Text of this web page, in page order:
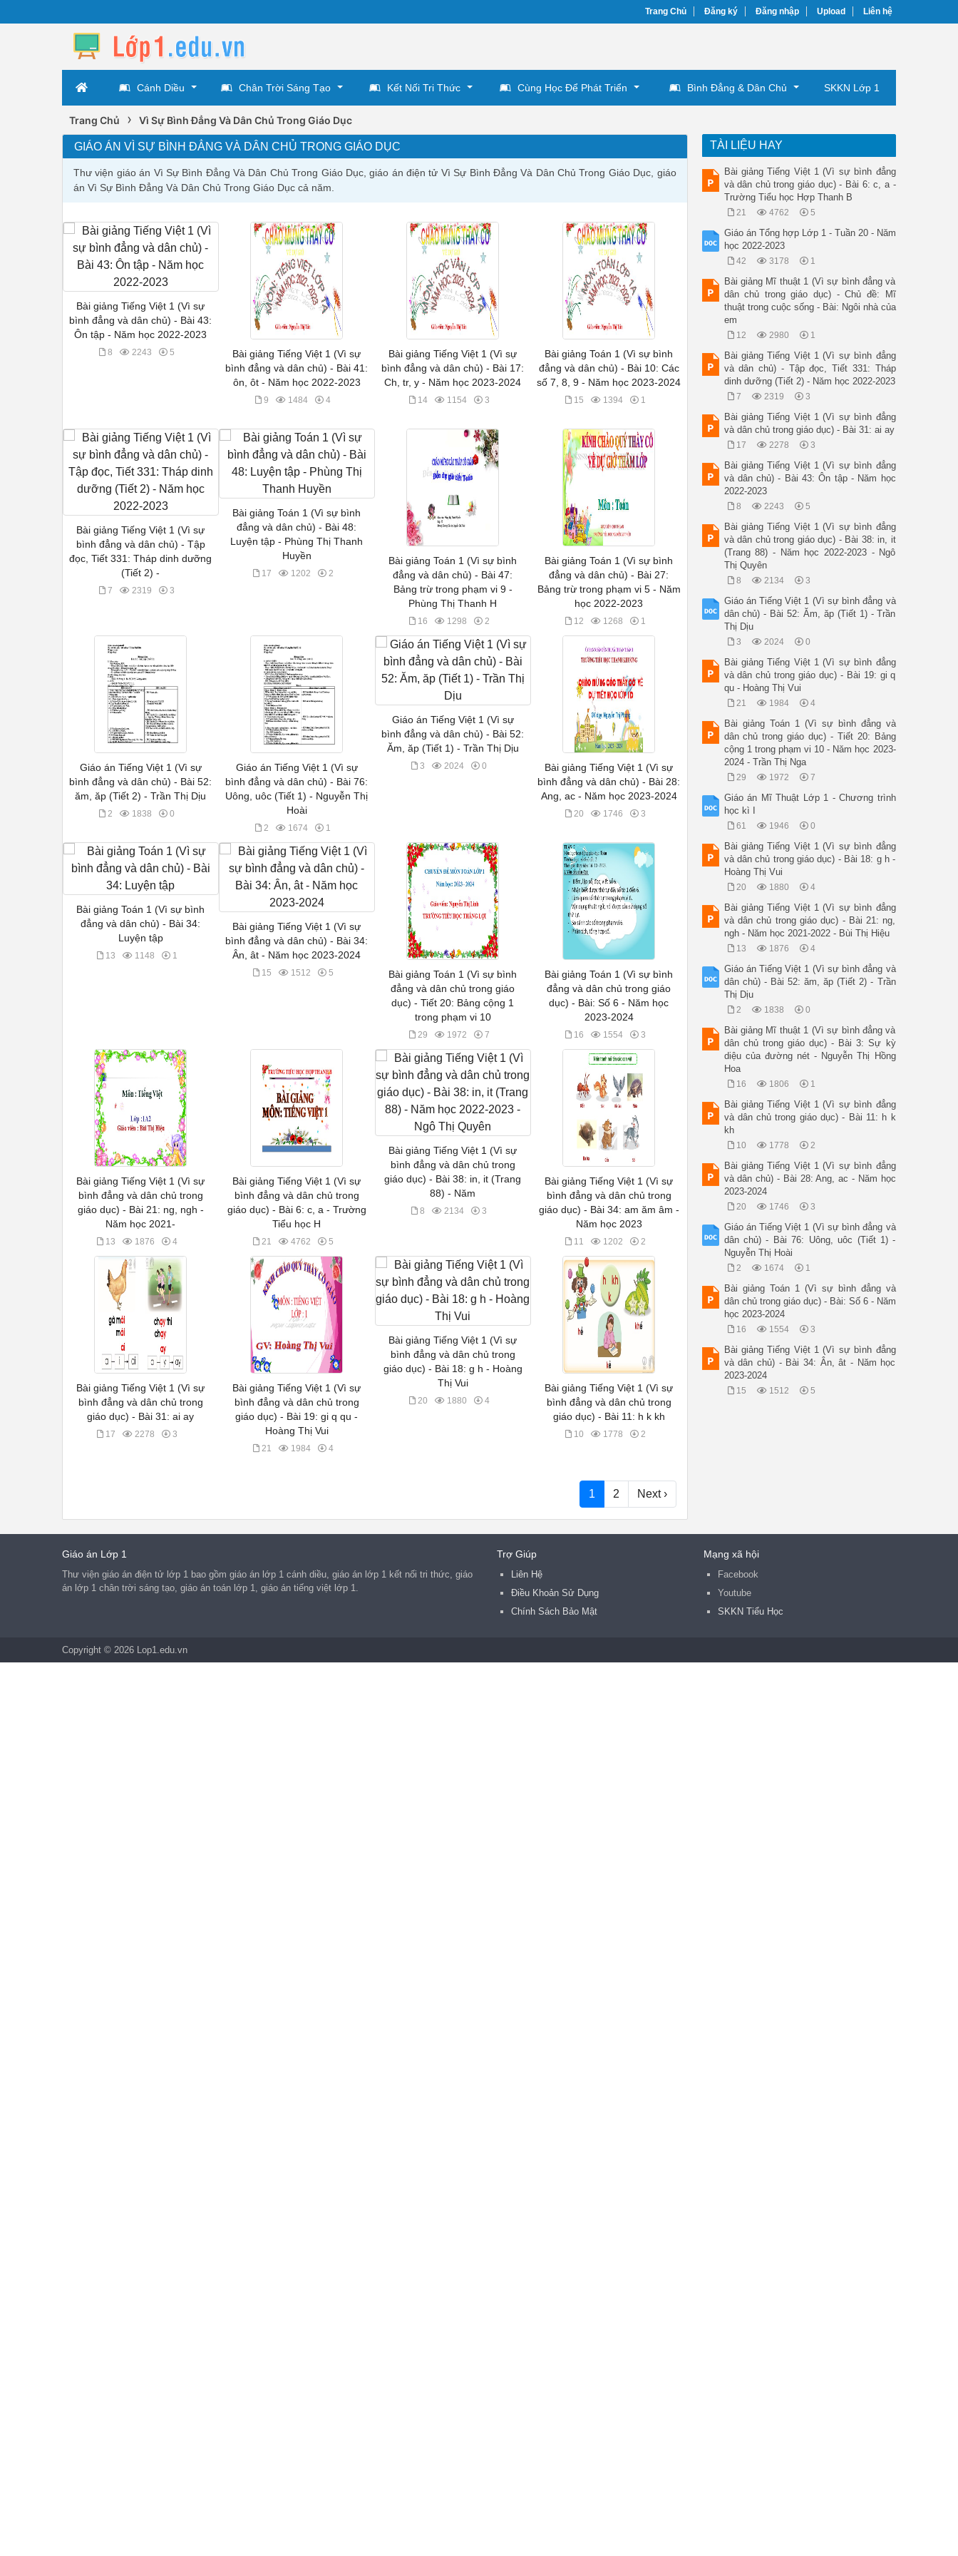
Trang Chủ Đăng ký Đăng nhập Upload Liên hệ
Cánh Diều Chân Trời Sáng Tạo Kết Nối Tri Thức Cùng Học Để Phát Triển Bình Đẳng & Dân Chủ SKKN Lớp 1
Trang Chủ › Vì Sự Bình Đẳng Và Dân Chủ Trong Giáo Dục
GIÁO ÁN VÌ SỰ BÌNH ĐẲNG VÀ DÂN CHỦ TRONG GIÁO DỤC
Thư viện giáo án Vì Sự Bình Đẳng Và Dân Chủ Trong Giáo Dục, giáo án điện tử Vì Sự Bình Đẳng Và Dân Chủ Trong Giáo Dục, giáo
án Vì Sự Bình Đẳng Và Dân Chủ Trong Giáo Dục cả năm.
Bài giảng Tiếng Việt 1 (Vì sự
bình đẳng và dân chủ) - Bài 43:
Ôn tập - Năm học 2022-2023
8 2243 5
Bài giảng Tiếng Việt 1 (Vì sự
bình đẳng và dân chủ) - Bài 41:
ôn, ôt - Năm học 2022-2023
9 1484 4
Bài giảng Tiếng Việt 1 (Vì sự
bình đẳng và dân chủ) - Bài 17:
Ch, tr, y - Năm học 2023-2024
14 1154 3
Bài giảng Toán 1 (Vì sự bình
đẳng và dân chủ) - Bài 10: Các
số 7, 8, 9 - Năm học 2023-2024
15 1394 1
Bài giảng Tiếng Việt 1 (Vì sự
bình đẳng và dân chủ) - Tập
đọc, Tiết 331: Tháp dinh dưỡng
(Tiết 2) -
7 2319 3
Bài giảng Toán 1 (Vì sự bình
đẳng và dân chủ) - Bài 48:
Luyện tập - Phùng Thị Thanh
Huyền
17 1202 2
Bài giảng Toán 1 (Vì sự bình
đẳng và dân chủ) - Bài 47:
Bảng trừ trong phạm vi 9 -
Phùng Thị Thanh H
16 1298 2
Bài giảng Toán 1 (Vì sự bình
đẳng và dân chủ) - Bài 27:
Bảng trừ trong phạm vi 5 - Năm
học 2022-2023
12 1268 1
Giáo án Tiếng Việt 1 (Vì sự
bình đẳng và dân chủ) - Bài 52:
ăm, ăp (Tiết 2) - Trần Thị Dịu
2 1838 0
Giáo án Tiếng Việt 1 (Vì sự
bình đẳng và dân chủ) - Bài 76:
Uông, uôc (Tiết 1) - Nguyễn Thị
Hoài
2 1674 1
Giáo án Tiếng Việt 1 (Vì sự
bình đẳng và dân chủ) - Bài 52:
Ăm, ăp (Tiết 1) - Trần Thị Dịu
3 2024 0
Bài giảng Tiếng Việt 1 (Vì sự
bình đẳng và dân chủ) - Bài 28:
Ang, ac - Năm học 2023-2024
20 1746 3
Bài giảng Toán 1 (Vì sự bình
đẳng và dân chủ) - Bài 34:
Luyện tập
13 1148 1
Bài giảng Tiếng Việt 1 (Vì sự
bình đẳng và dân chủ) - Bài 34:
Ân, ât - Năm học 2023-2024
15 1512 5
Bài giảng Toán 1 (Vì sự bình
đẳng và dân chủ trong giáo
dục) - Tiết 20: Bảng cộng 1
trong phạm vi 10
29 1972 7
Bài giảng Toán 1 (Vì sự bình
đẳng và dân chủ trong giáo
dục) - Bài: Số 6 - Năm học
2023-2024
16 1554 3
Bài giảng Tiếng Việt 1 (Vì sự
bình đẳng và dân chủ trong
giáo dục) - Bài 21: ng, ngh -
Năm học 2021-
13 1876 4
Bài giảng Tiếng Việt 1 (Vì sự
bình đẳng và dân chủ trong
giáo dục) - Bài 6: c, a - Trường
Tiểu học H
21 4762 5
Bài giảng Tiếng Việt 1 (Vì sự
bình đẳng và dân chủ trong
giáo dục) - Bài 38: in, it (Trang
88) - Năm
8 2134 3
Bài giảng Tiếng Việt 1 (Vì sự
bình đẳng và dân chủ trong
giáo dục) - Bài 34: am ăm âm -
Năm học 2023
11 1202 2
Bài giảng Tiếng Việt 1 (Vì sự
bình đẳng và dân chủ trong
giáo dục) - Bài 31: ai ay
17 2278 3
Bài giảng Tiếng Việt 1 (Vì sự
bình đẳng và dân chủ trong
giáo dục) - Bài 19: gi q qu -
Hoàng Thị Vui
21 1984 4
Bài giảng Tiếng Việt 1 (Vì sự
bình đẳng và dân chủ trong
giáo dục) - Bài 18: g h - Hoàng
Thị Vui
20 1880 4
Bài giảng Tiếng Việt 1 (Vì sự
bình đẳng và dân chủ trong
giáo dục) - Bài 11: h k kh
10 1778 2
1 2 Next ›
TÀI LIỆU HAY
Bài giảng Tiếng Việt 1 (Vì sự bình đẳng
và dân chủ trong giáo dục) - Bài 6: c, a -
Trường Tiểu học Hợp Thanh B
21 4762 5
Giáo án Tổng hợp Lớp 1 - Tuần 20 - Năm
học 2022-2023
42 3178 1
Bài giảng Mĩ thuật 1 (Vì sự bình đẳng và
dân chủ trong giáo dục) - Chủ đề: Mĩ
thuật trong cuộc sống - Bài: Ngôi nhà của
em
12 2980 1
Bài giảng Tiếng Việt 1 (Vì sự bình đẳng
và dân chủ) - Tập đọc, Tiết 331: Tháp
dinh dưỡng (Tiết 2) - Năm học 2022-2023
7 2319 3
Bài giảng Tiếng Việt 1 (Vì sự bình đẳng
và dân chủ trong giáo dục) - Bài 31: ai ay
17 2278 3
Bài giảng Tiếng Việt 1 (Vì sự bình đẳng
và dân chủ) - Bài 43: Ôn tập - Năm học
2022-2023
8 2243 5
Bài giảng Tiếng Việt 1 (Vì sự bình đẳng
và dân chủ trong giáo dục) - Bài 38: in, it
(Trang 88) - Năm học 2022-2023 - Ngô
Thị Quyên
8 2134 3
Giáo án Tiếng Việt 1 (Vì sự bình đẳng và
dân chủ) - Bài 52: Ăm, ăp (Tiết 1) - Trần
Thị Dịu
3 2024 0
Bài giảng Tiếng Việt 1 (Vì sự bình đẳng
và dân chủ trong giáo dục) - Bài 19: gi q
qu - Hoàng Thị Vui
21 1984 4
Bài giảng Toán 1 (Vì sự bình đẳng và
dân chủ trong giáo dục) - Tiết 20: Bảng
cộng 1 trong phạm vi 10 - Năm học 2023-
2024 - Trần Thị Nga
29 1972 7
Giáo án Mĩ Thuật Lớp 1 - Chương trình
học kì I
61 1946 0
Bài giảng Tiếng Việt 1 (Vì sự bình đẳng
và dân chủ trong giáo dục) - Bài 18: g h -
Hoàng Thị Vui
20 1880 4
Bài giảng Tiếng Việt 1 (Vì sự bình đẳng
và dân chủ trong giáo dục) - Bài 21: ng,
ngh - Năm học 2021-2022 - Bùi Thị Hiệu
13 1876 4
Giáo án Tiếng Việt 1 (Vì sự bình đẳng và
dân chủ) - Bài 52: ăm, ăp (Tiết 2) - Trần
Thị Dịu
2 1838 0
Bài giảng Mĩ thuật 1 (Vì sự bình đẳng và
dân chủ trong giáo dục) - Bài 3: Sự kỳ
diệu của đường nét - Nguyễn Thị Hồng
Hoa
16 1806 1
Bài giảng Tiếng Việt 1 (Vì sự bình đẳng
và dân chủ trong giáo dục) - Bài 11: h k
kh
10 1778 2
Bài giảng Tiếng Việt 1 (Vì sự bình đẳng
và dân chủ) - Bài 28: Ang, ac - Năm học
2023-2024
20 1746 3
Giáo án Tiếng Việt 1 (Vì sự bình đẳng và
dân chủ) - Bài 76: Uông, uôc (Tiết 1) -
Nguyễn Thị Hoài
2 1674 1
Bài giảng Toán 1 (Vì sự bình đẳng và
dân chủ trong giáo dục) - Bài: Số 6 - Năm
học 2023-2024
16 1554 3
Bài giảng Tiếng Việt 1 (Vì sự bình đẳng
và dân chủ) - Bài 34: Ân, ât - Năm học
2023-2024
15 1512 5
Giáo án Lớp 1
Thư viện giáo án điện tử lớp 1 bao gồm giáo án lớp 1 cánh diều, giáo án lớp 1 kết nối tri thức, giáo
án lớp 1 chân trời sáng tạo, giáo án toán lớp 1, giáo án tiếng việt lớp 1.
Trợ Giúp
Liên Hệ
Điều Khoản Sử Dụng
Chính Sách Bảo Mật
Mạng xã hội
Facebook
Youtube
SKKN Tiểu Học
Copyright © 2026 Lop1.edu.vn